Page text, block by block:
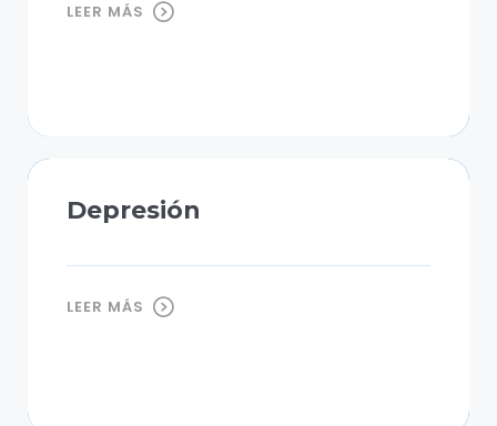
LEER MÁS
Depresión
LEER MÁS